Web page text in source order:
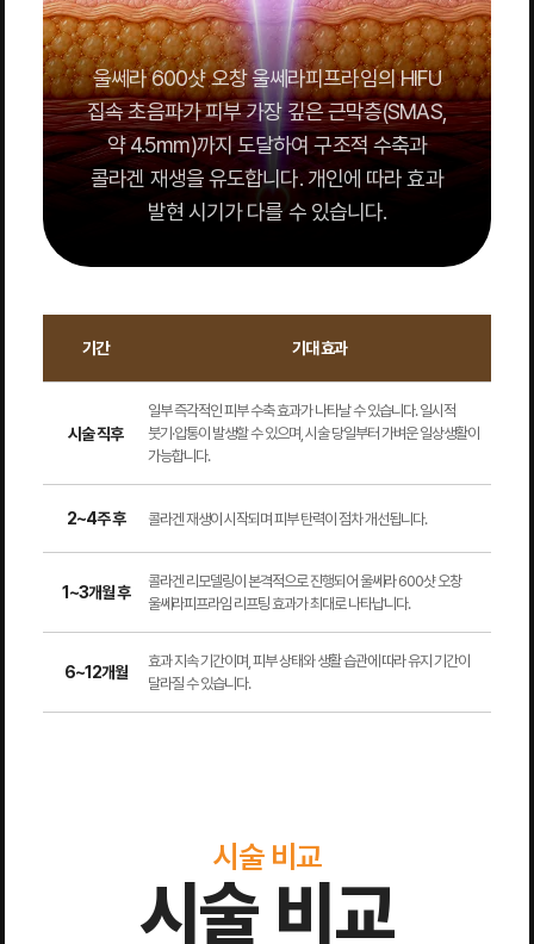
울쎄라 600샷 오창 울쎄라피프라임의 HIFU
집속 초음파가 피부 가장 깊은 근막층(SMAS,
약 4.5mm)까지 도달하여 구조적 수축과
콜라겐 재생을 유도합니다. 개인에 따라 효과
발현 시기가 다를 수 있습니다.
기간 기대 효과
시술 직후
일부 즉각적인 피부 수축 효과가 나타날 수 있습니다. 일시적
붓기·압통이 발생할 수 있으며, 시술 당일부터 가벼운 일상생활이
가능합니다.
2~4주 후 콜라겐 재생이 시작되며 피부 탄력이 점차 개선됩니다.
1~3개월 후
콜라겐 리모델링이 본격적으로 진행되어 울쎄라 600샷 오창
울쎄라피프라임 리프팅 효과가 최대로 나타납니다.
6~12개월
효과 지속 기간이며, 피부 상태와 생활 습관에 따라 유지 기간이
달라질 수 있습니다.
시술 비교
시술 비교